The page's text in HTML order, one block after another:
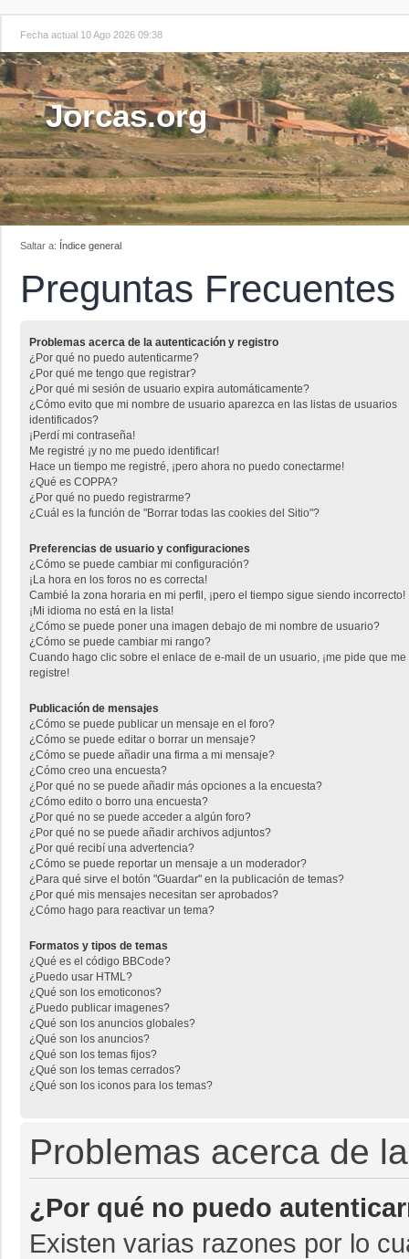
Fecha actual 10 Ago 2026 09:38
Jorcas.org
Saltar a: Índice general
Preguntas Frecuentes
Problemas acerca de la autenticación y registro
¿Por qué no puedo autenticarme?
¿Por qué me tengo que registrar?
¿Por qué mi sesión de usuario expira automáticamente?
¿Cómo evito que mi nombre de usuario aparezca en las listas de usuarios
identificados?
¡Perdí mi contraseña!
Me registré ¡y no me puedo identificar!
Hace un tiempo me registré, ¡pero ahora no puedo conectarme!
¿Qué es COPPA?
¿Por qué no puedo registrarme?
¿Cuál es la función de "Borrar todas las cookies del Sitio"?
Preferencias de usuario y configuraciones
¿Cómo se puede cambiar mi configuración?
¡La hora en los foros no es correcta!
Cambié la zona horaria en mi perfil, ¡pero el tiempo sigue siendo incorrecto!
¡Mi idioma no está en la lista!
¿Cómo se puede poner una imagen debajo de mi nombre de usuario?
¿Cómo se puede cambiar mi rango?
Cuando hago clic sobre el enlace de e-mail de un usuario, ¡me pide que me
registre!
Publicación de mensajes
¿Cómo se puede publicar un mensaje en el foro?
¿Cómo se puede editar o borrar un mensaje?
¿Cómo se puede añadir una firma a mi mensaje?
¿Cómo creo una encuesta?
¿Por qué no se puede añadir más opciones a la encuesta?
¿Cómo edito o borro una encuesta?
¿Por qué no se puede acceder a algún foro?
¿Por qué no se puede añadir archivos adjuntos?
¿Por qué recibí una advertencia?
¿Cómo se puede reportar un mensaje a un moderador?
¿Para qué sirve el botón "Guardar" en la publicación de temas?
¿Por qué mis mensajes necesitan ser aprobados?
¿Cómo hago para reactivar un tema?
Formatos y tipos de temas
¿Qué es el código BBCode?
¿Puedo usar HTML?
¿Qué son los emoticonos?
¿Puedo publicar imagenes?
¿Qué son los anuncios globales?
¿Qué son los anuncios?
¿Qué son los temas fijos?
¿Qué son los temas cerrados?
¿Qué son los iconos para los temas?
Problemas acerca de
¿Por qué no puedo
Existen varias razones por lo